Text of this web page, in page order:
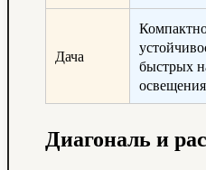
Дача
быстрых
Диагональ и